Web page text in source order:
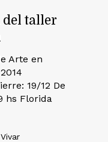
del taller
Arte en
19/12 De
hs Florida